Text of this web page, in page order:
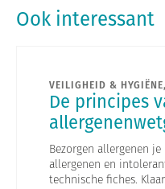
Ook interessant
VEILIGHEID &
De principes
Bezorgen allergenen
allergenen en
technische fiches.